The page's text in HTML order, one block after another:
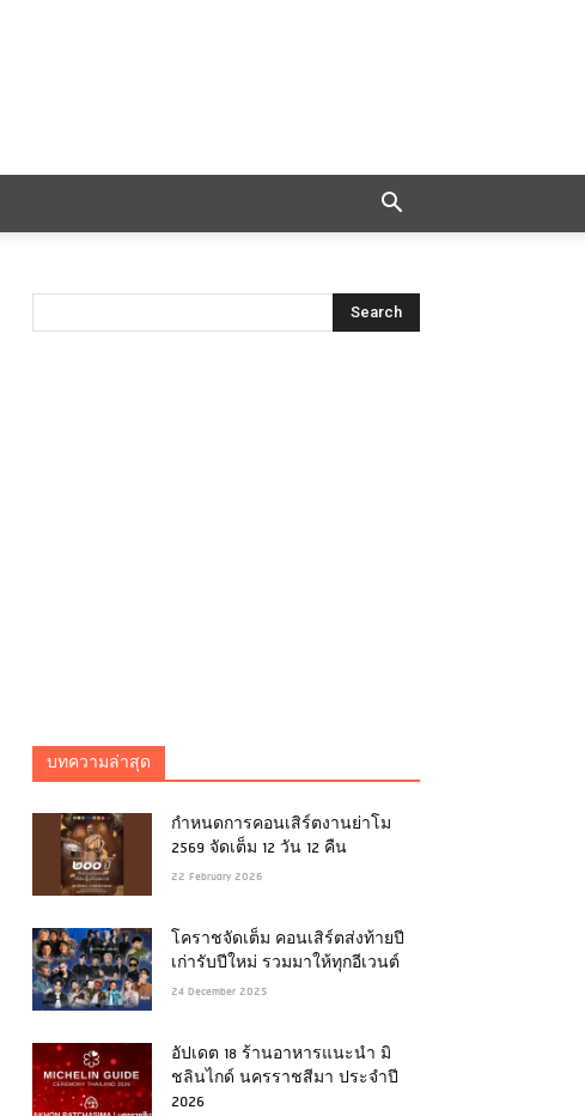
บทความล่าสุด
กำหนดการคอนเสิร์ตงานย่าโม
2569 จัดเต็ม 12 วัน 12 คืน
22 February 2026
โคราชจัดเต็ม คอนเสิร์ตส่งท้ายปี
เก่ารับปีใหม่ รวมมาให้ทุกอีเวนต์
24 December 2025
อัปเดต 18 ร้านอาหารแนะนำ มิ
ชลินไกด์ นครราชสีมา ประจำปี
2026